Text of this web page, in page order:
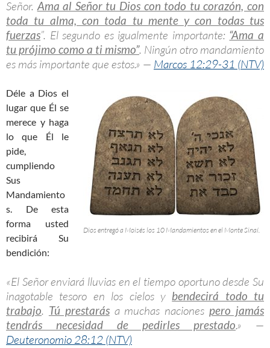
Señor.Ama al Señor tu Dios con todo tu corazón, con
toda tu alma, con toda tu mente y con todas tus
fuerzas”. El segundo es igualmente importante: “Ama a
tu prójimo como a ti mismo”. Ningún otro mandamiento
es más importante que estos.» — Marcos 12:29-31 (NTV)
Dios entregó a Moisés los 10 Mandamientos en el Monte Sinaí.
Déle a Dios el
lugar que Él se
merece y haga
lo que Él le
pide,
cumpliendo
Sus
Mandamiento
s. De esta
forma usted
recibirá Su
bendición:
«El Señor enviará lluvias en el tiempo oportuno desde Su
inagotable tesoro en los cielos ybendecirá todo tu
trabajo. Tú prestarása muchas nacionespero jamás
tendrás necesidad de pedirles prestado.» —
Deuteronomio 28:12 (NTV)